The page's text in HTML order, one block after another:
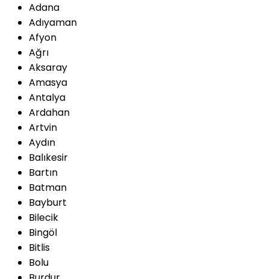
Adana
Adıyaman
Afyon
Ağrı
Aksaray
Amasya
Antalya
Ardahan
Artvin
Aydın
Balıkesir
Bartın
Batman
Bayburt
Bilecik
Bingöl
Bitlis
Bolu